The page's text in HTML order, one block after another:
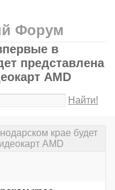
Форум
в
представлена
AMD
Найти!
крае будет
AMD